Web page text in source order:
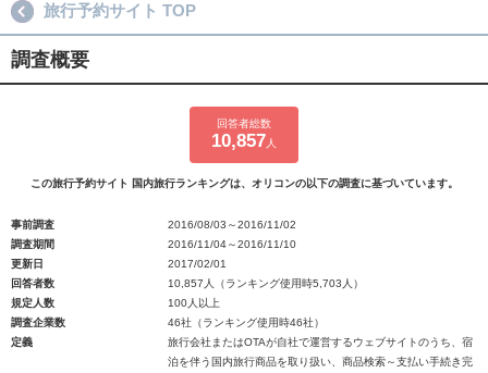
旅行予約サイト TOP
調査概要
回答者総数
10,857 人
この旅行予約サイト 国内旅行ランキングは、オリコンの以下の調査に基づいています。
事前調査
2016/08/03～2016/11/02
調査期間
2016/11/04～2016/11/10
更新日
2017/02/01
回答者数
10,857人（ランキング使用時5,703人）
規定人数
100人以上
調査企業数
46社（ランキング使用時46社）
定義
旅行会社またはOTAが自社で運営するウェブサイトのうち、宿
泊を伴う国内旅行商品を取り扱い、商品検索～支払い手続き完